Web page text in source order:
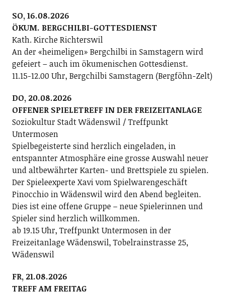
SO, 16.08.2026
ÖKUM. BERGCHILBI-GOTTESDIENST
Kath. Kirche Richterswil
An der «heimeligen» Bergchilbi in Samstagern wird
gefeiert – auch im ökumenischen Gottesdienst.
11.15-12.00 Uhr, Bergchilbi Samstagern (Bergföhn-Zelt)
DO, 20.08.2026
OFFENER SPIELETREFF IN DER FREIZEITANLAGE
Soziokultur Stadt Wädenswil / Treffpunkt
Untermosen
Spielbegeisterte sind herzlich eingeladen, in
entspannter Atmosphäre eine grosse Auswahl neuer
und altbewährter Karten- und Brettspiele zu spielen.
Der Spieleexperte Xavi vom Spielwarengeschäft
Pinocchio in Wädenswil wird den Abend begleiten.
Dies ist eine offene Gruppe – neue Spielerinnen und
Spieler sind herzlich willkommen.
ab 19.15 Uhr, Treffpunkt Untermosen in der
Freizeitanlage Wädenswil, Tobelrainstrasse 25,
Wädenswil
FR, 21.08.2026
TREFF AM FREITAG